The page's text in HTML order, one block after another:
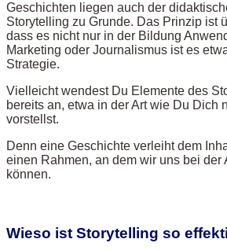
Geschichten liegen auch der
Storytelling zu Grunde. Das Prinzip ist
dass es nicht nur in der Bildung
Marketing oder Journalismus ist es
Strategie.
Vielleicht wendest Du Elemente des
bereits an, etwa in der Art wie Du Dich
vorstellst.
Denn eine Geschichte verleiht dem
einen Rahmen, an dem wir uns bei der
können.
Wieso ist Storytelling so